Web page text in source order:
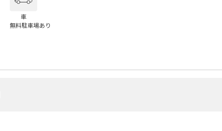
車
無料駐車場あり